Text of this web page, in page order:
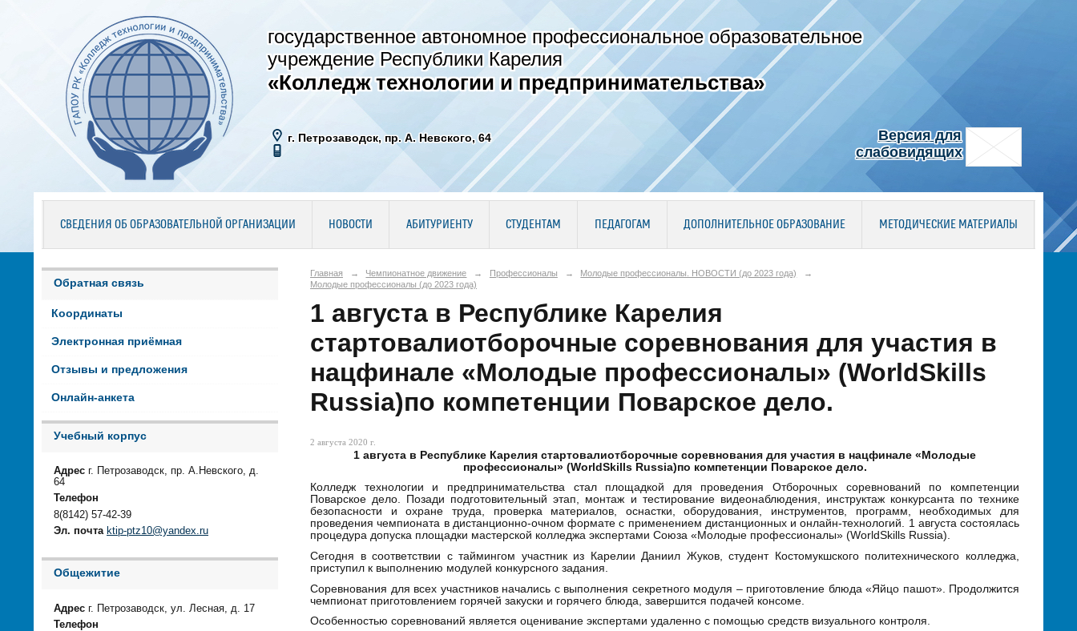
государственное автономное профессиональное образовательное
учреждение Республики Карелия
«Колледж технологии и предпринимательства»
г. Петрозаводск, пр. А. Невского, 64
Версия для
слабовидящих
СВЕДЕНИЯ ОБ ОБРАЗОВАТЕЛЬНОЙ ОРГАНИЗАЦИИ НОВОСТИ АБИТУРИЕНТУ СТУДЕНТАМ ПЕДАГОГАМ ДОПОЛНИТЕЛЬНОЕ ОБРАЗОВАНИЕ МЕТОДИЧЕСКИЕ МАТЕРИАЛЫ
Обратная связь
Координаты
Электронная приёмная
Отзывы и предложения
Онлайн-анкета
Учебный корпус
Адрес г. Петрозаводск, пр. А.Невского, д.
64
Телефон
8(8142) 57-42-39
Эл. почта ktip-ptz10@yandex.ru
Общежитие
Адрес г. Петрозаводск, ул. Лесная, д. 17
Телефон
Главная → Чемпионатное движение → Профессионалы → Молодые профессионалы. НОВОСТИ (до 2023 года)
→
Молодые профессионалы (до 2023 года)
1 августа в Республике Карелия
стартовалиотборочные соревнования для участия в
нацфинале «Молодые профессионалы» (WorldSkills
Russia)по компетенции Поварское дело.
2 августа 2020 г.
1 августа в Республике Карелия стартовалиотборочные соревнования для участия в нацфинале «Молодые
профессионалы» (WorldSkills Russia)по компетенции Поварское дело.
Колледж технологии и предпринимательства стал площадкой для проведения Отборочных соревнований по компетенции
Поварское дело. Позади подготовительный этап, монтаж и тестирование видеонаблюдения, инструктаж конкурсанта по технике
безопасности и охране труда, проверка материалов, оснастки, оборудования, инструментов, программ, необходимых для
проведения чемпионата в дистанционно-очном формате с применением дистанционных и онлайн-технологий. 1 августа состоялась
процедура допуска площадки мастерской колледжа экспертами Союза «Молодые профессионалы» (WorldSkills Russia).
Сегодня в соответствии с таймингом участник из Карелии Даниил Жуков, студент Костомукшского политехнического колледжа,
приступил к выполнению модулей конкурсного задания.
Соревнования для всех участников начались с выполнения секретного модуля – приготовление блюда «Яйцо пашот». Продолжится
чемпионат приготовлением горячей закуски и горячего блюда, завершится подачей консоме.
Особенностью соревнований является оценивание экспертами удаленно с помощью средств визуального контроля.